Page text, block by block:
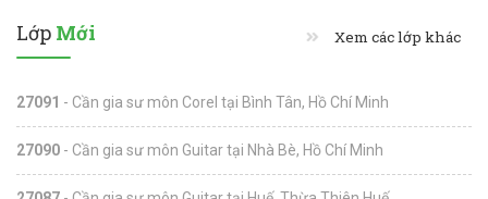
Lớp Mới Xem các lớp khác
27091 - Cần gia sư môn Corel tại Bình Tân, Hồ Chí Minh
27090 - Cần gia sư môn Guitar tại Nhà Bè, Hồ Chí Minh